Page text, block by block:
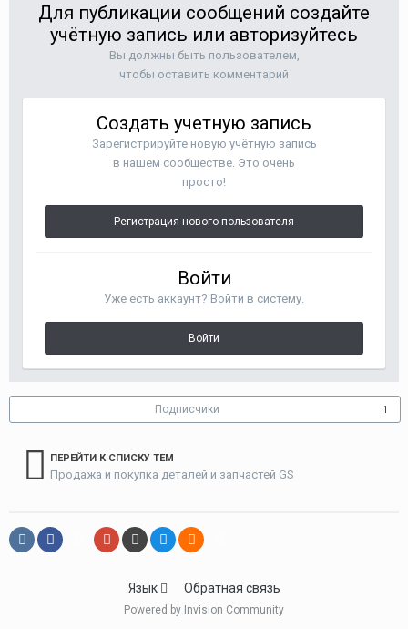
Для публикации сообщений создайте
учётную запись или авторизуйтесь
Вы должны быть пользователем,
чтобы оставить комментарий
Создать учетную запись
Зарегистрируйте новую учётную запись
в нашем сообществе. Это очень
просто!
Регистрация нового пользователя
Войти
Уже есть аккаунт? Войти в систему.
Войти
Подписчики 1
ПЕРЕЙТИ К СПИСКУ ТЕМ
Продажа и покупка деталей и запчастей GS
Язык Обратная связь
Powered by Invision Community